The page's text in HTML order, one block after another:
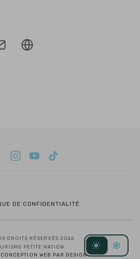
DROITS RÉSERVÉS 2026
PETITE NATION
WEB PAR DESIGN
DE CONFIDENTIALITÉ